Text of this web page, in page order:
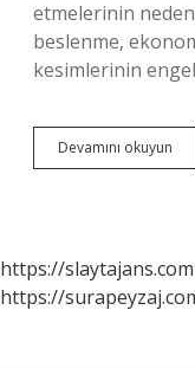
etmelerinin
beslenme,
kesimlerinin
Devamını okuyun
Kaç
https://slaytajans.com
https://